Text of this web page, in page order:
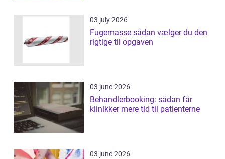
03 july 2026
Fugemasse sådan vælger du den
rigtige til opgaven
03 june 2026
Behandlerbooking: sådan får
klinikker mere tid til patienterne
03 june 2026